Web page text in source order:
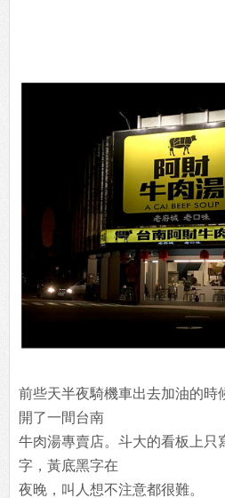
前些天半夜騎機車出去加油的時
開了一間台南
牛肉湯專賣店。斗大的看板上只
字，黃底黑字在
夜晚，叫人想不注意都很難。